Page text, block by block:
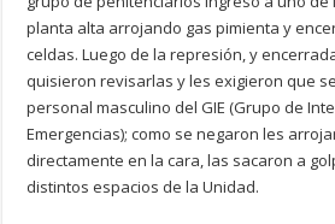
planta alta arrojando gas pimienta y
celdas. Luego de la represión, y
quisieron revisarlas y les exigieron que
personal masculino del GIE (Grupo de
Emergencias); como se negaron les
directamente en la cara, las sacaron a
distintos espacios de la Unidad.